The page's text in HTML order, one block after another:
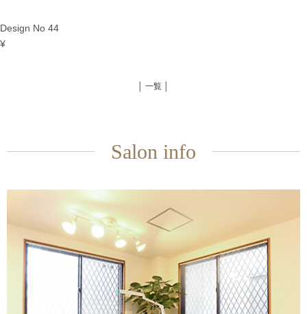
Design No 44
¥
│ 一覧 │
Salon info